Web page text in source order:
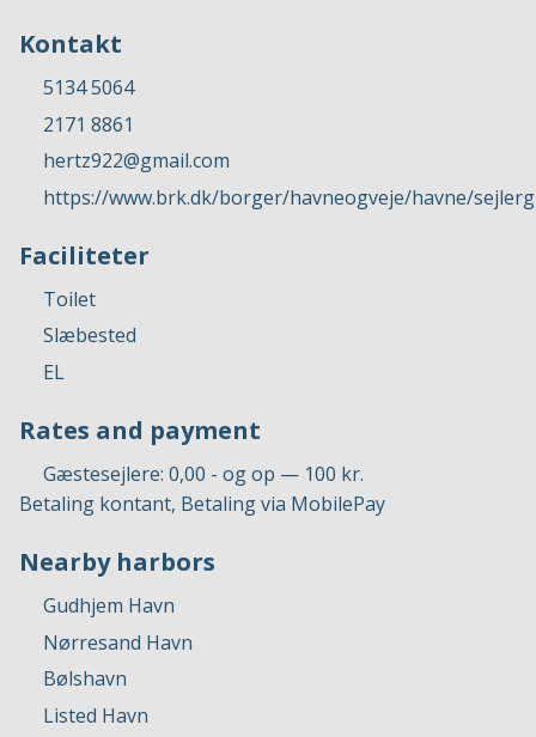
Kontakt
5134 5064
2171 8861
hertz922@gmail.com
https://www.brk.dk/borger/havneogveje/havne/
Faciliteter
Toilet
Slæbested
EL
Rates and payment
Gæstesejlere: 0,00 - og op — 100 kr.
Betaling kontant, Betaling via MobilePay
Nearby harbors
Gudhjem Havn
Nørresand Havn
Bølshavn
Listed Havn